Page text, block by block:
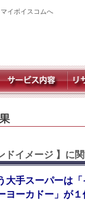
イボイスコムへ
ドイメージ 】に
大手スーパーは
ヨーカドー」が１